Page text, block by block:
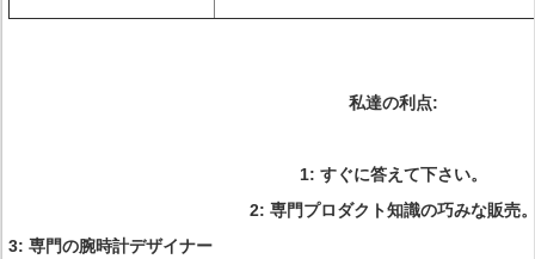
私達の利点:
1: すぐに答えて下さい。
2: 専門プロダクト知識の巧みな販売
3: 専門の腕時計デザイナー